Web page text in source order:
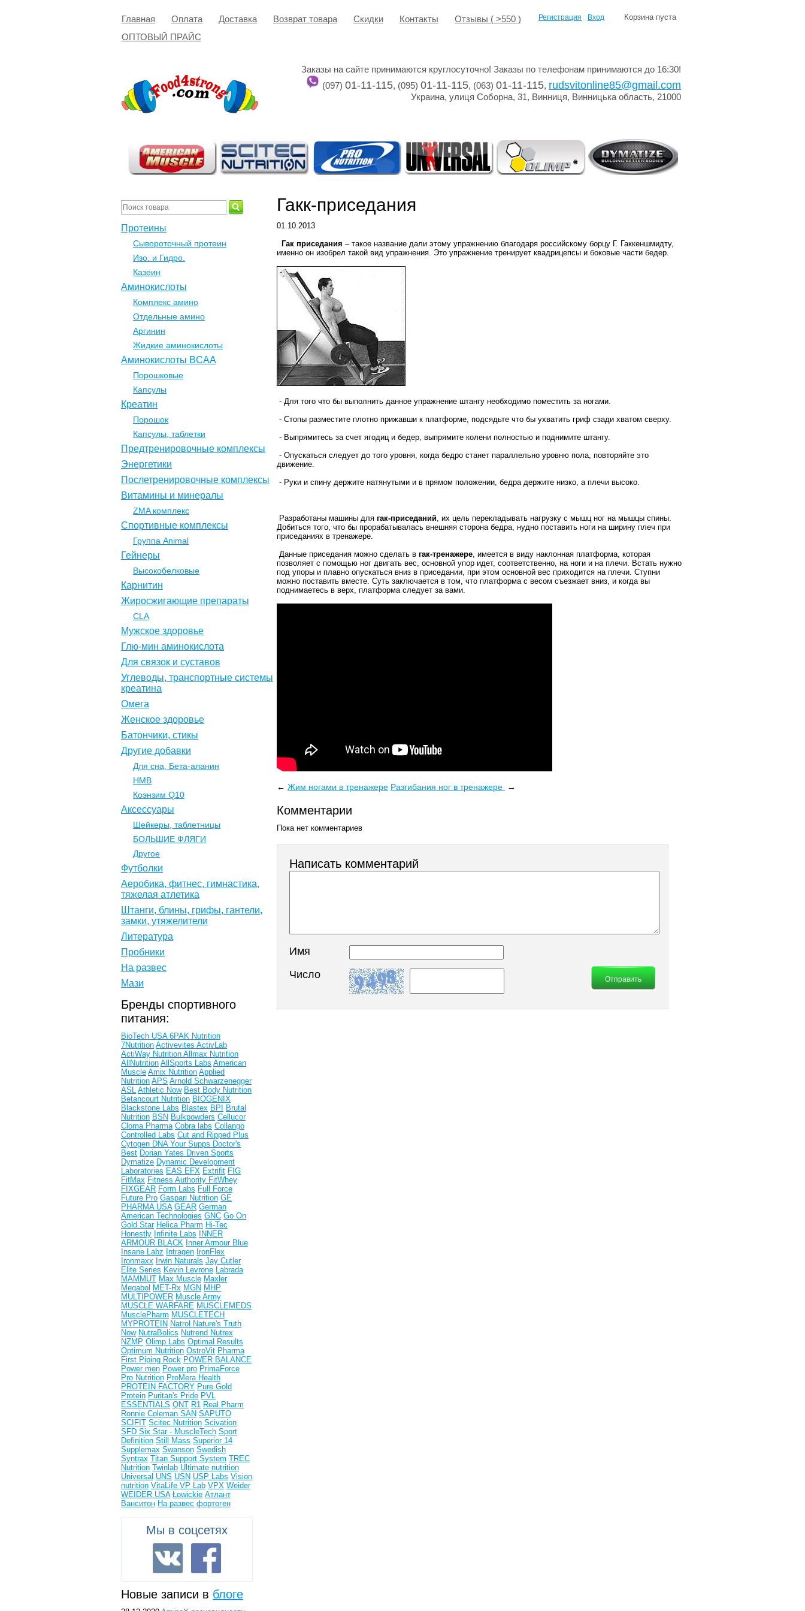
Главная Оплата Доставка Возврат товара Cкидки Контакты
Отзывы ( >550 )
ОПТОВЫЙ ПРАЙС
Корзина пуста
Регистрация Вход
Заказы на сайте принимаются круглосуточно! Заказы по телефонам принимаются до 16:30!
(097) 01-11-115, (095) 01-11-115, (063) 01-11-115, rudsvitonline85@gmail.com
Украина, улиця Соборна, 31, Винниця, Винницька область, 21000
Гакк-приседания
01.10.2013
Гак приседания – такое название дали этому упражнению благодаря российскому борцу Г. Гаккеншмидту,
именно он изобрел такой вид упражнения. Это упражнение тренирует квадрицепсы и боковые части бедер.
- Для того что бы выполнить данное упражнение штангу необходимо поместить за ногами.
- Стопы разместите плотно прижавши к платформе, подсядьте что бы ухватить гриф сзади хватом сверху.
- Выпрямитесь за счет ягодиц и бедер, выпрямите колени полностью и поднимите штангу.
- Опускаться следует до того уровня, когда бедро станет параллельно уровню пола, повторяйте это
движение.
- Руки и спину держите натянутыми и в прямом положении, бедра держите низко, а плечи высоко.
Разработаны машины для гак-приседаний, их цель перекладывать нагрузку с мышц ног на мышцы спины.
Добиться того, что бы прорабатывалась внешняя сторона бедра, нудно поставить ноги на ширину плеч при
приседаниях в тренажере.
Данные приседания можно сделать в гак-тренажере, имеется в виду наклонная платформа, которая
позволяет с помощью ног двигать вес, основной упор идет, соответственно, на ноги и на плечи. Встать нужно
под упоры и плавно опускаться вниз в приседании, при этом основной вес приходится на плечи. Ступни
можно поставить вместе. Суть заключается в том, что платформа с весом съезжает вниз, и когда вы
поднимаетесь в верх, платформа следует за вами.
← Жим ногами в тренажере Разгибания ног в тренажере →
Комментарии
Пока нет комментариев
Написать комментарий
Имя
Число
Протеины
Сывороточный протеин
Изо. и Гидро.
Казеин
Аминокислоты
Комплекс амино
Отдельные амино
Аргинин
Жидкие аминокислоты
Аминокислоты BCAA
Порошковые
Капсулы
Креатин
Порошок
Капсулы, таблетки
Предтренировочные комплексы
Энергетики
Послетренировочные комплексы
Витамины и минералы
ZMA комплекс
Спортивные комплексы
Группа Animal
Гейнеры
Высокобелковые
Карнитин
Жиросжигающие препараты
CLA
Мужское здоровье
Глю-мин аминокислота
Для связок и суставов
Углеводы, транспортные системы
креатина
Омега
Женское здоровье
Батончики, стикы
Другие добавки
Для сна, Бета-аланин
НМВ
Коэнзим Q10
Аксессуары
Шейкеры, таблетницы
БОЛЬШИЕ ФЛЯГИ
Другое
Футболки
Аеробика, фитнес, гимнастика,
тяжелая атлетика
Штанги, блины, грифы, гантели,
замки, утяжелители
Литература
Пробники
На развес
Мази
Бренды спортивного
питания:
BioTech USA 6PAK Nutrition
7Nutrition Activevites ActivLab
ActiWay Nutrition Allmax Nutrition
AllNutrition AllSports Labs American
Muscle Amix Nutrition Applied
Nutrition APS Arnold Schwarzenegger
ASL Athletic Now Best Body Nutrition
Betancourt Nutrition BIOGENIX
Blackstone Labs Blastex BPI
Brutal
Nutrition BSN Bulkpowders Cellucor
Cloma Pharma Cobra labs Collango
Controlled Labs Cut and Ripped Plus
Cytogen DNA Your Supps Doctor's
Best Dorian Yates Driven Sports
Dymatize Dynamic Development
Laboratories EAS EFX Extrifit FIG
FitMax Fitness Authority FitWhey
FIXGEAR Form Labs Full Force
Future Pro Gaspari Nutrition GE
PHARMA USA GEAR German
American Technologies GNC Go On
Gold Star Helica Pharm Hi-Tec
Honestly Infinite Labs
INNER
ARMOUR BLACK Inner Armour Blue
Insane Labz Intragen IronFlex
Ironmaxx Irwin Naturals Jay Cutler
Elite Series Kevin Levrone Labrada
MAMMUT Max Muscle Maxler
Megabol MET-Rx MGN MHP
MULTIPOWER Muscle Army
MUSCLE WARFARE MUSCLEMEDS
MusclePharm MUSCLETECH
MYPROTEIN Natrol Nature's Truth
Now NutraBolics Nutrend Nutrex
NZMP Olimp Labs Optimal Results
Optimum Nutrition OstroVit Pharma
First Piping Rock POWER BALANCE
Power men Power pro PrimaForce
Pro Nutrition ProMera Health
PROTEIN FACTORY Pure Gold
Protein Puritan's Pride PVL
ESSENTIALS QNT R1 Real Pharm
Ronnie Coleman SAN SAPUTO
SCIFIT Scitec Nutrition Scivation
SFD Six Star - MuscleTech Sport
Definition Still Mass Superior 14
Supplemax Swanson Swedish
Syntrax Titan Support System TREC
Nutrition Twinlab Ultimate nutrition
Universal UNS USN USP Labs Vision
nutrition VitaLife VP Lab VPX Weider
WEIDER USA Łowickie Атлант
Ванситон На развес фортоген
Мы в соцсетях
Новые записи в блоге